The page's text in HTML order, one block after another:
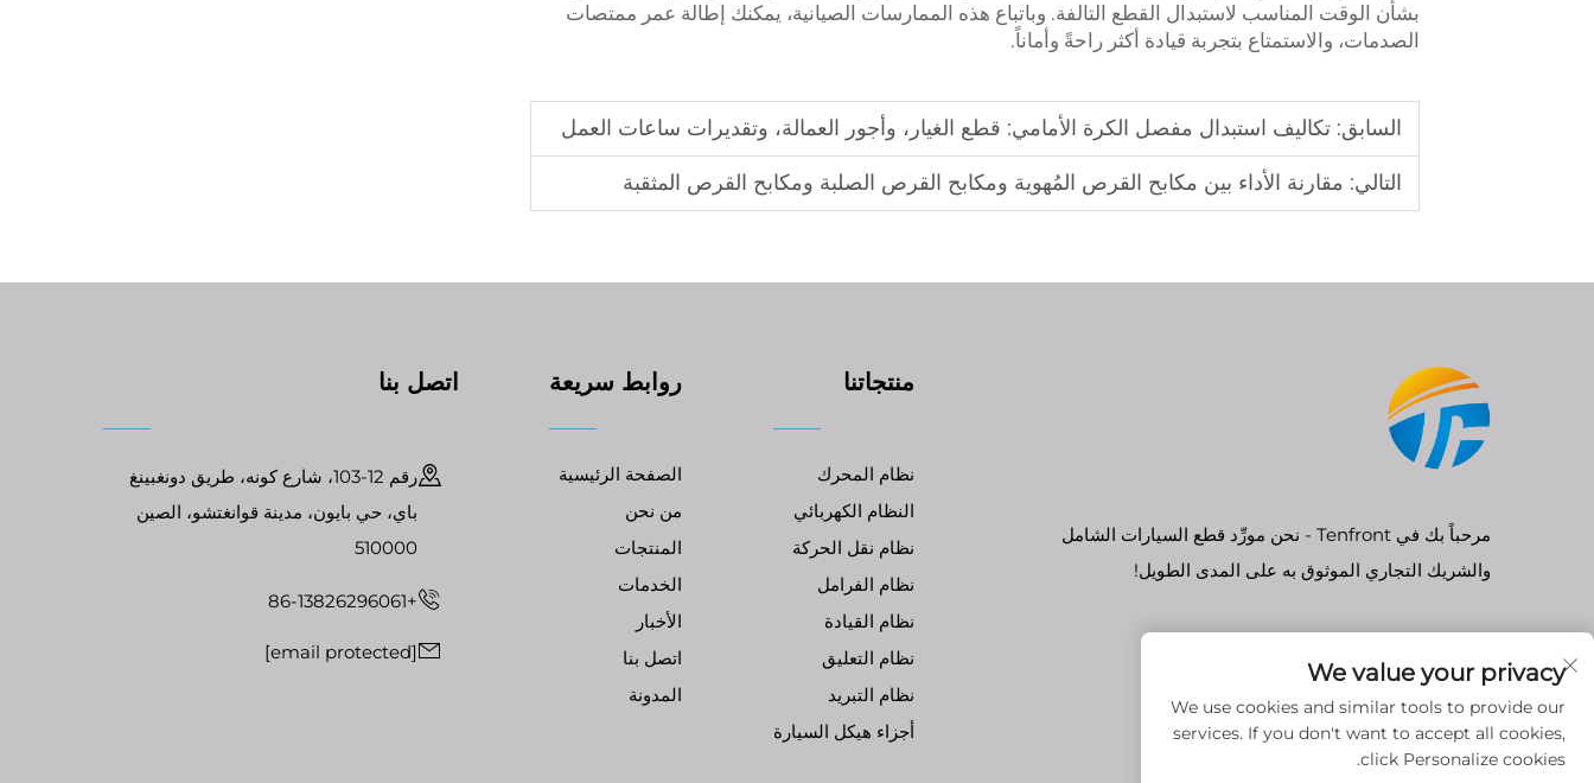
بشأن الوقت المناسب لاستبدال القطع التالفة. وباتباع هذه الممارسات الصيانية، يمكنك إطالة عمر ممتصات
الصدمات، والاستمتاع بتجربة قيادة أكثر راحةً وأماناً.
السابق: تكاليف استبدال مفصل الكرة الأمامي: قطع الغيار، وأجور العمالة، وتقديرات ساعات العمل
التالي: مقارنة الأداء بين مكابح القرص المُهوية ومكابح القرص الصلبة ومكابح القرص المثقبة
مرحباً بك في Tenfront - نحن مورِّد قطع السيارات الشامل
والشريك التجاري الموثوق به على المدى الطويل!
منتجاتنا
نظام المحرك
النظام الكهربائي
نظام نقل الحركة
نظام الفرامل
نظام القيادة
نظام التعليق
نظام التبريد
أجزاء هيكل السيارة
روابط سريعة
الصفحة الرئيسية
من نحن
المنتجات
الخدمات
الأخبار
اتصل بنا
المدونة
اتصل بنا
رقم 12-103، شارع كونه، طريق دونغبينغ
باي، حي بايون، مدينة قوانغتشو، الصين
510000
+86-13826296061
[email protected]
We value your privacy
We use cookies and similar tools to provide our
services. If you don't want to accept all cookies,
click Personalize cookies.